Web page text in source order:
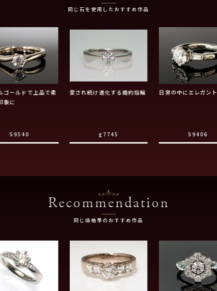
同じ石を使用したおすすめ作品
ゴールドで上品で柔
象に
S9540
愛され続け進化する婚約指輪
g7745
日常の中にエレガン
S9406
Recommendation
同じ価格帯のおすすめ作品